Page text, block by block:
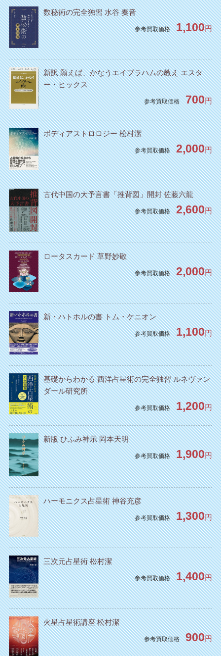
数秘術の完全独習 水谷 奏音
参考買取価格 1,100円
新訳 願えば、かなうエイブラハムの教え エスタ
ー・ヒックス
参考買取価格 700円
ボディアストロロジー 松村潔
参考買取価格 2,000円
古代中国の大予言書「推背図」開封 佐藤六龍
参考買取価格 2,600円
ロータスカード 草野妙敬
参考買取価格 2,000円
新・ハトホルの書 トム・ケニオン
参考買取価格 1,100円
基礎からわかる 西洋占星術の完全独習 ルネヴァン
ダール研究所
参考買取価格 1,200円
新版 ひふみ神示 岡本天明
参考買取価格 1,900円
ハーモニクス占星術 神谷充彦
参考買取価格 1,300円
三次元占星術 松村潔
参考買取価格 1,400円
火星占星術講座 松村潔
参考買取価格 900円